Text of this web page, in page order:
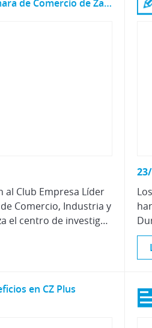
Líder de Cámara de Comercio de Zaragoza
al Club Empresa Líder
Comercio, Industria y
Servicios de Zaragoza el centro de investigación pasa a formar parte de esta plataforma de liderazgo y networking, que aglutina a 65 grandes compañías y a medio centenar de sociedades participadas.
en CZ Plus